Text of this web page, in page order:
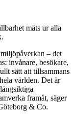
mäts ur alla
– det
invånare, besökare,
sätt att tillsammans
världen. Det är
framåt, säger
& Co.